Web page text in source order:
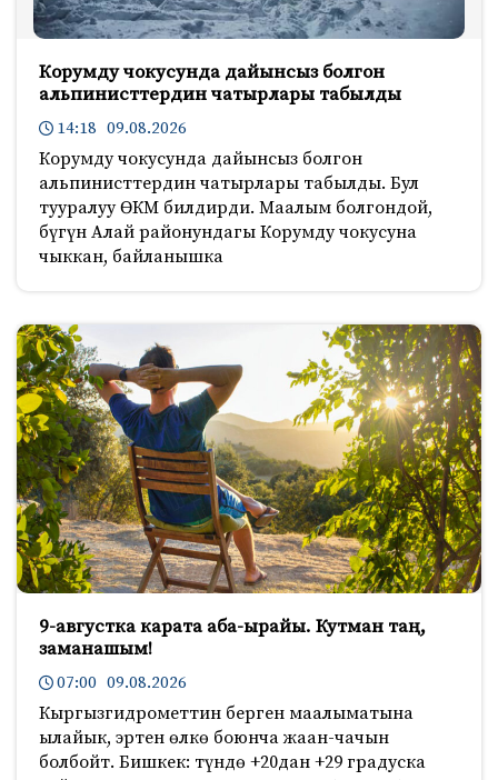
Корумду чокусунда дайынсыз болгон
альпинисттердин чатырлары табылды
14:18 09.08.2026
Корумду чокусунда дайынсыз болгон
альпинисттердин чатырлары табылды. Бул
тууралуу ӨКМ билдирди. Маалым болгондой,
бүгүн Алай районундагы Корумду чокусуна
чыккан, байланышка
9-августка карата аба-ырайы. Кутман таң,
заманашым!
07:00 09.08.2026
Кыргызгидрометтин берген маалыматына
ылайык, эртен өлкө боюнча жаан-чачын
болбойт. Бишкек: түндө +20дан +29 градуска